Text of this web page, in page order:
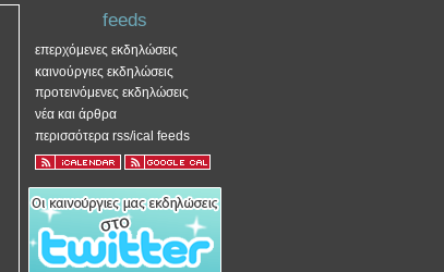
feeds
επερχόμενες εκδηλώσεις
καινούργιες εκδηλώσεις
προτεινόμενες εκδηλώσεις
νέα και άρθρα
περισσότερα rss/ical feeds